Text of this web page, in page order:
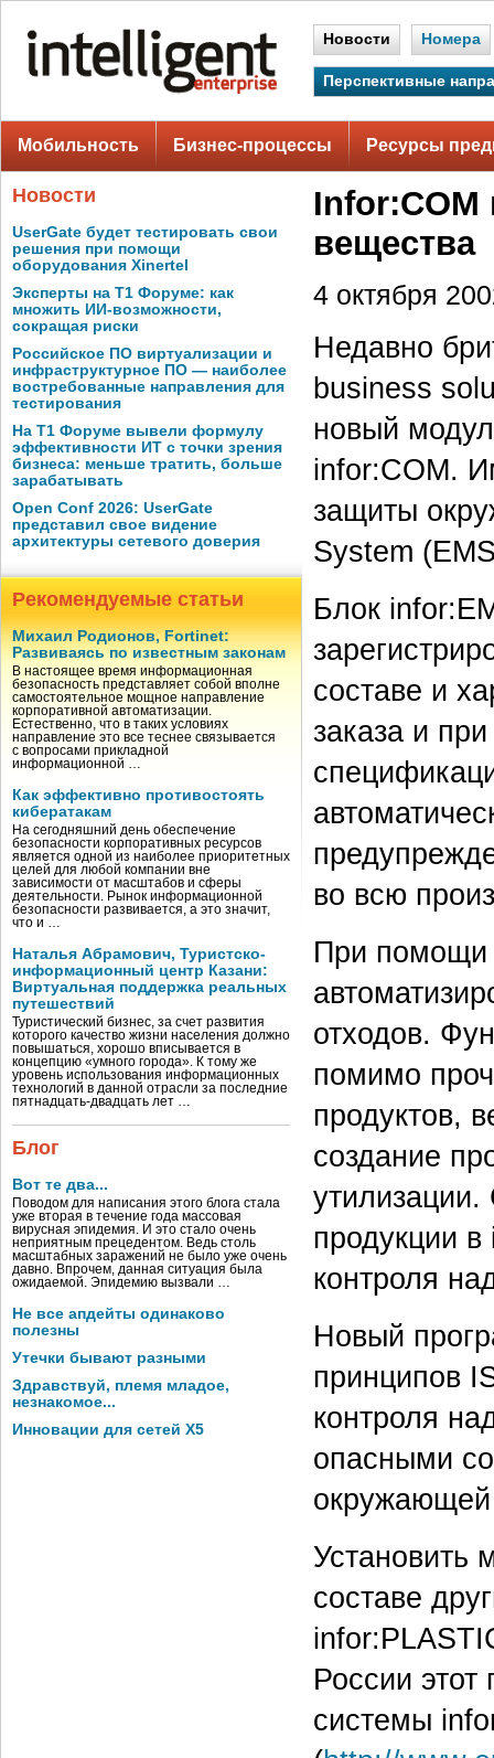
Новости Номера
Перспективные
Мобильность Бизнес-процессы Ресурсы
Новости
UserGate будет тестировать свои
решения при помощи
оборудования Xinertel
Эксперты на Т1 Форуме: как
множить ИИ-возможности,
сокращая риски
Российское ПО виртуализации и
инфраструктурное ПО — наиболее
востребованные направления для
тестирования
На Т1 Форуме вывели формулу
эффективности ИТ с точки зрения
бизнеса: меньше тратить, больше
зарабатывать
Open Conf 2026: UserGate
представил свое видение
архитектуры сетевого доверия
Рекомендуемые статьи
Михаил Родионов, Fortinet:
Развиваясь по известным законам
В настоящее время информационная
безопасность представляет собой вполне
самостоятельное мощное направление
корпоративной автоматизации.
Естественно, что в таких условиях
направление это все теснее связывается
с вопросами прикладной
информационной …
Как эффективно противостоять
кибератакам
На сегодняшний день обеспечение
безопасности корпоративных ресурсов
является одной из наиболее приоритетных
целей для любой компании вне
зависимости от масштабов и сферы
деятельности. Рынок информационной
безопасности развивается, а это значит,
что и …
Наталья Абрамович, Туристско-
информационный центр Казани:
Виртуальная поддержка реальных
путешествий
Туристический бизнес, за счет развития
которого качество жизни населения должно
повышаться, хорошо вписывается в
концепцию «умного города». К тому же
уровень использования информационных
технологий в данной отрасли за последние
пятнадцать-двадцать лет …
Блог
Вот те два...
Поводом для написания этого блога стала
уже вторая в течение года массовая
вирусная эпидемия. И это стало очень
неприятным прецедентом. Ведь столь
масштабных заражений не было уже очень
давно. Впрочем, данная ситуация была
ожидаемой. Эпидемию вызвали …
Не все апдейты одинаково
полезны
Утечки бывают разными
Здравствуй, племя младое,
незнакомое...
Инновации для сетей X5
вещества
4 октября
Недавно
business
новый
infor:COM.
защиты
System
Блок
составе и
заказа и
во всю
При помощи
отходов.
помимо
продуктов,
создание
утилизации.
продукции
контроля
Новый
принципов
контроля
опасными
Установить
составе
России этот
системы